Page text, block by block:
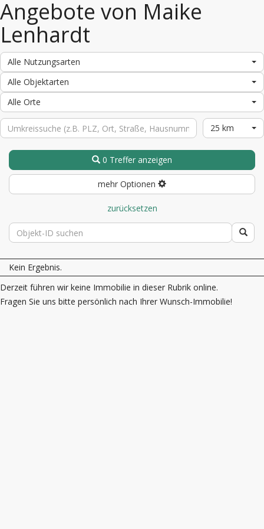
Angebote von Maike
Lenhardt
Alle Nutzungsarten
Alle Objektarten
Alle Orte
25 km
0 Treffer anzeigen
mehr Optionen
zurücksetzen
Kein Ergebnis.
Derzeit führen wir keine Immobilie in dieser Rubrik online.
Fragen Sie uns bitte persönlich nach Ihrer Wunsch-Immobilie!